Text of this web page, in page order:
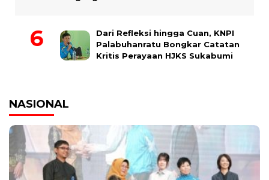
Dari Refleksi hingga Cuan, KNPI
Palabuhanratu Bongkar Catatan
Kritis Perayaan HJKS Sukabumi
NASIONAL